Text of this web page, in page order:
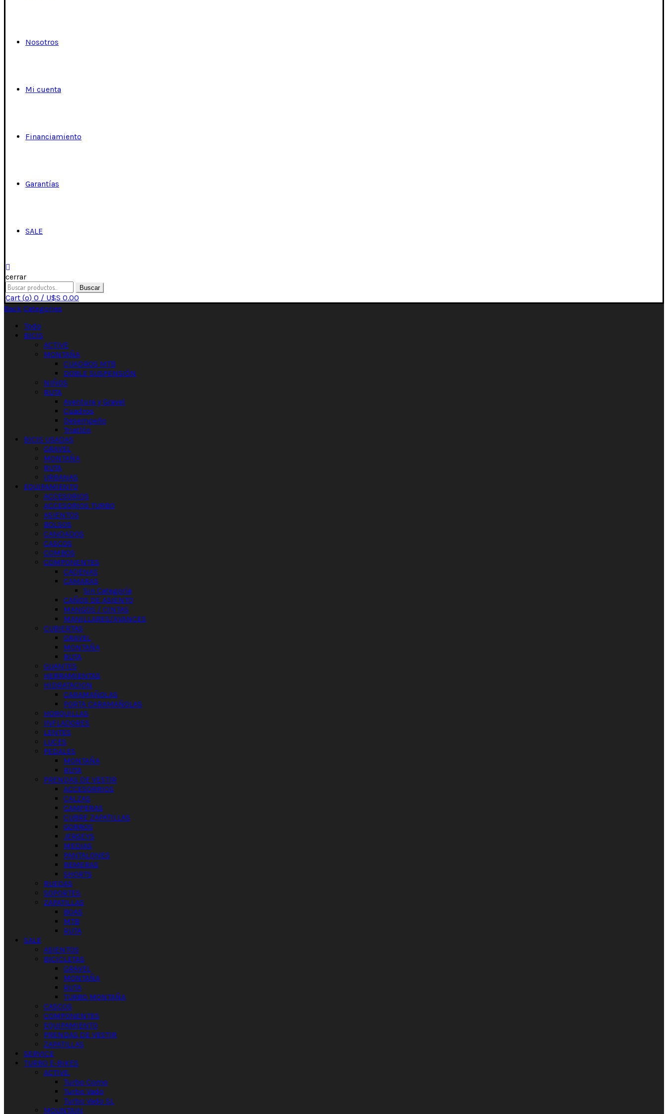
Nosotros
Mi cuenta
Financiamiento
Garantías
SALE
cerrar
Buscar
Cart (o) 0 / U$S 0.00
Back Categories
Todo
BICIS
ACTIVE
MONTAÑA
CUADROS MTB
DOBLE SUSPENSIÓN
NIÑOS
RUTA
Aventura y Gravel
Cuadros
Desempeño
Triatlón
BICIS USADAS
GRAVEL
MONTAÑA
RUTA
URBANAS
EQUIPAMIENTO
ACCESORIOS
ACCESORIOS TURBO
ASIENTOS
BOLSOS
CANDADOS
CASCOS
COMBOS
COMPONENTES
CADENAS
CAMARAS
Sin Categoría
CAÑOS DE ASIENTO
MANGOS / CINTAS
MANILLARES/AVANCES
CUBIERTAS
GRAVEL
MONTAÑA
RUTA
GUANTES
HERRAMIENTAS
HIDRATACION
CARAMAÑOLAS
PORTA CARAMAÑOLAS
HORQUILLAS
INFLADORES
LENTES
LUCES
PEDALES
MONTAÑA
RUTA
PRENDAS DE VESTIR
ACCESORRIOS
CALZAS
CAMPERAS
CUBRE ZAPATILLAS
GORROS
JERSEYS
MEDIAS
PANTALONES
REMERAS
SHORTS
RUEDAS
SOPORTES
ZAPATILLAS
BOAS
MTB
RUTA
SALE
ASIENTOS
BICICLETAS
GRAVEL
MONTAÑA
RUTA
TURBO MONTAÑA
CASCOS
COMPONENTES
EQUIPAMIENTO
PRENDAS DE VESTIR
ZAPATILLAS
SERVICE
TURBO E-BIKES
ACTIVE.
Turbo Como
Turbo Vado
Turbo Vado SL
MOUNTAIN